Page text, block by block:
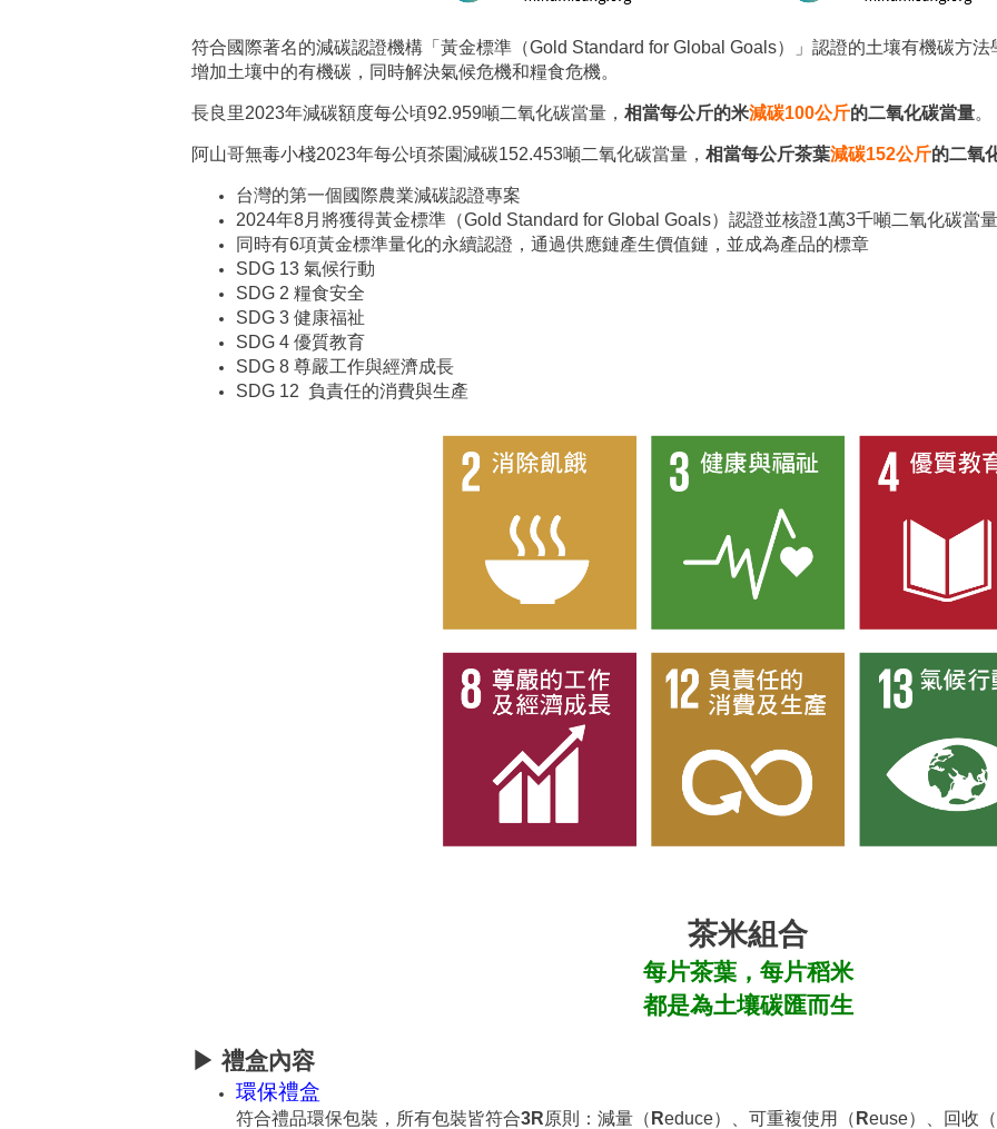
符合國際著名的減碳認證機構「黃金標準（Gold Standard for Global Goals）」認證的土壤有機碳方
增加土壤中的有機碳，同時解決氣候危機和糧食危機。
長良里2023年減碳額度每公頃92.959噸二氧化碳當量， 相當每公斤的米減碳100公斤的二氧化碳當量。
阿山哥無毒小棧2023年每公頃茶園減碳152.453噸二氧化碳當量， 相當每公斤茶葉減碳152公斤的二氧
台灣的第一個國際農業減碳認證專案
2024年8月將獲得黃金標準（Gold Standard for Global Goals）認證並核證1萬3千噸二氧化碳當
同時有6項黃金標準量化的永續認證，通過供應鏈產生價值鏈，並成為產品的標章
SDG 13 氣候行動
SDG 2 糧食安全
SDG 3 健康福祉
SDG 4 優質教育
SDG 8 尊嚴工作與經濟成長
SDG 12 負責任的消費與生產
茶米組合
每片茶葉，每片稻米
都是為土壤碳匯而生
▶禮盒內容
環保禮盒
符合禮品環保包裝，所有包裝皆符合3R原則：減量（ Reduce）、可重複使用（ Reuse）、回收